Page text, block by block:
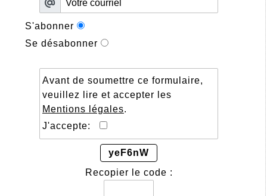
S'abonner
Se désabonner
Avant de soumettre ce formulaire,
veuillez lire et accepter les
Mentions légales.
J'accepte:
yeF6nW
Recopier le code :